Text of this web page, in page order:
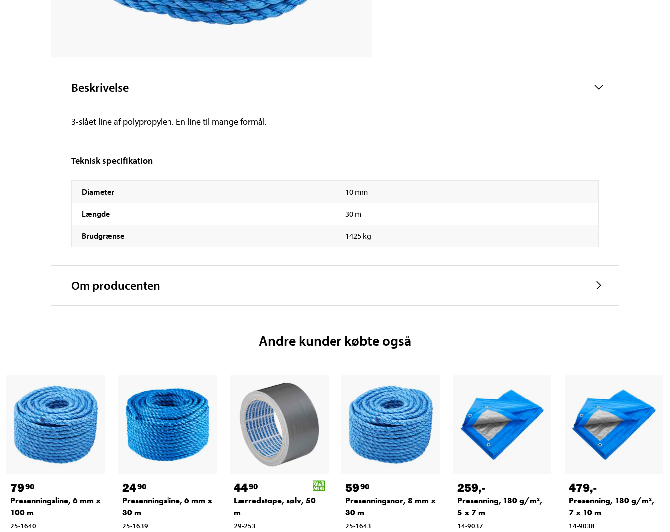
Beskrivelse
3-slået line af polypropylen. En line til mange formål.
Teknisk specifikation
Diameter 10 mm
Længde 30 m
Brudgrænse 1425 kg
Om producenten
Andre kunder købte også
7990
Presenningsline, 6 mm x
100 m
25-1640
2490
Presenningsline, 6 mm x
30 m
25-1639
4490
Lærredstape, sølv, 50
m
29-253
5990
Presenningsnor, 8 mm x
30 m
25-1643
259,-
Presenning, 180 g/m²,
5 x 7 m
14-9037
479,-
Presenning, 180 g/m²,
7 x 10 m
14-9038